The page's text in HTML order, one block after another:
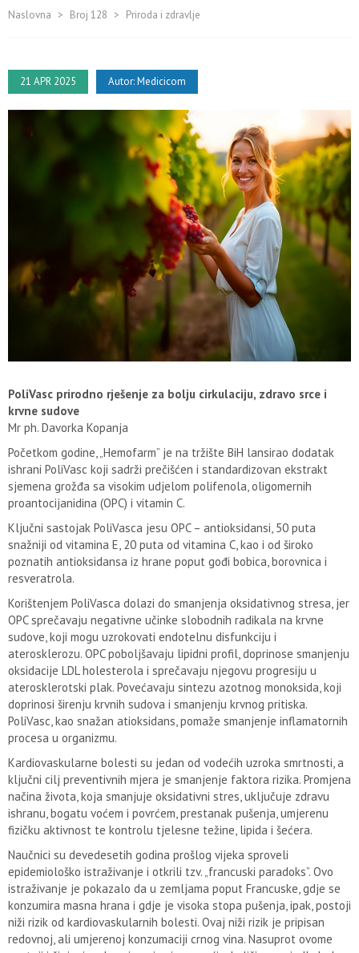
Naslovna > Broj 128 > Priroda i zdravlje
21 APR 2025 Autor:Medicicom
PoliVasc prirodno rješenje za bolju cirkulaciju, zdravo srce i
krvne sudove
Mr ph. Davorka Kopanja
Početkom godine, „Hemofarm” je na tržište BiH lansirao dodatak
ishrani PoliVasc koji sadrži prečišćen i standardizovan ekstrakt
sjemena grožđa sa visokim udjelom polifenola, oligomernih
proantocijanidina (OPC) i vitamin C.
Ključni sastojak PoliVasca jesu OPC – antioksidansi, 50 puta
snažniji od vitamina E, 20 puta od vitamina C, kao i od široko
poznatih antioksidansa iz hrane poput gođi bobica, borovnica i
resveratrola.
Korištenjem PoliVasca dolazi do smanjenja oksidativnog stresa, jer
OPC sprečavaju negativne učinke slobodnih radikala na krvne
sudove, koji mogu uzrokovati endotelnu disfunkciju i
aterosklerozu. OPC poboljšavaju lipidni profil, doprinose smanjenju
oksidacije LDL holesterola i sprečavaju njegovu progresiju u
aterosklerotski plak. Povećavaju sintezu azotnog monoksida, koji
doprinosi širenju krvnih sudova i smanjenju krvnog pritiska.
PoliVasc, kao snažan atioksidans, pomaže smanjenje inflamatornih
procesa u organizmu.
Kardiovaskularne bolesti su jedan od vodećih uzroka smrtnosti, a
ključni cilj preventivnih mjera je smanjenje faktora rizika. Promjena
načina života, koja smanjuje oksidativni stres, uključuje zdravu
ishranu, bogatu voćem i povrćem, prestanak pušenja, umjerenu
fizičku aktivnost te kontrolu tjelesne težine, lipida i šećera.
Naučnici su devedesetih godina prošlog vijeka sproveli
epidemiološko istraživanje i otkrili tzv. „francuski paradoks”. Ovo
istraživanje je pokazalo da u zemljama poput Francuske, gdje se
konzumira masna hrana i gdje je visoka stopa pušenja, ipak, postoji
niži rizik od kardiovaskularnih bolesti. Ovaj niži rizik je pripisan
redovnoj, ali umjerenoj konzumaciji crnog vina. Nasuprot ovome